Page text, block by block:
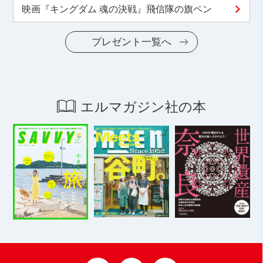
映画『キングダム 魂の決戦』飛信隊の旗ペン
プレゼント一覧へ
エルマガジン社の本